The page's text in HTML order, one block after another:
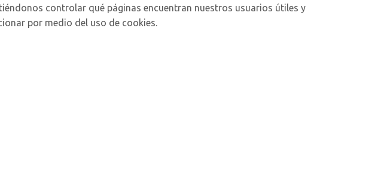
controlar qué páginas encuentran nuestros usuarios útiles y
por medio del uso de cookies.